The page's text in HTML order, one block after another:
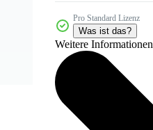
Pro Standard Lizenz
Was ist das?
Weitere Informationen